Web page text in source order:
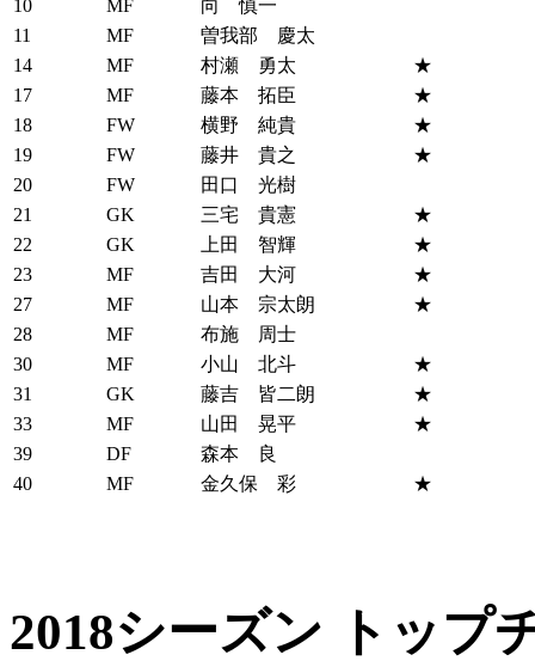
10
MF
向 慎一
11
MF
曽我部 慶太
14
MF 村瀬 勇太
★
17
MF 藤本 拓臣
★
18
FW 横野 純貴
★
19
FW 藤井 貴之
★
20
FW
田口 光樹
21
GK 三宅 貴憲
★
22
GK 上田 智輝
★
23
MF 吉田 大河
★
27
MF 山本 宗太朗
★
28
MF
布施 周士
30
MF 小山 北斗
★
31
GK 藤吉 皆二朗
★
33
MF 山田 晃平
★
39
DF
森本 良
40
MF 金久保 彩 ★
2018シーズン トップ